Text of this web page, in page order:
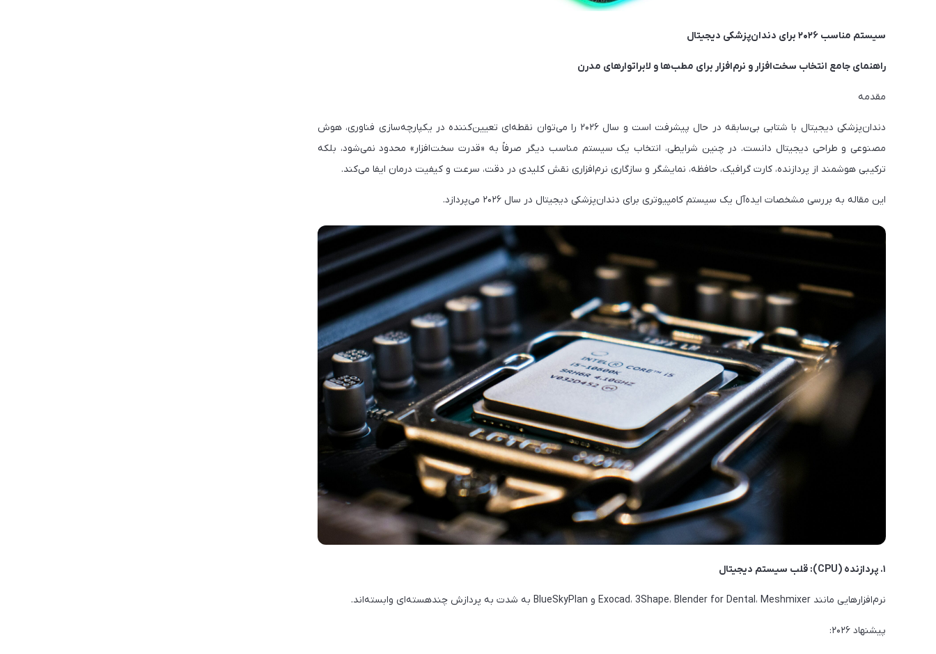
سیستم مناسب ۲۰۲۶ برای دندان‌پزشکی دیجیتال
راهنمای جامع انتخاب سخت‌افزار و نرم‌افزار برای مطب‌ها و لابراتوارهای مدرن
مقدمه
دندان‌پزشکی دیجیتال با شتابی بی‌سابقه در حال پیشرفت است و سال ۲۰۲۶ را می‌توان نقطه‌ای تعیین‌کننده در یکپارچه‌سازی فناوری، هوش
مصنوعی و طراحی دیجیتال دانست. در چنین شرایطی، انتخاب یک سیستم مناسب دیگر صرفاً به «قدرت سخت‌افزار» محدود نمی‌شود، بلکه
ترکیبی هوشمند از پردازنده، کارت گرافیک، حافظه، نمایشگر و سازگاری نرم‌افزاری نقش کلیدی در دقت، سرعت و کیفیت درمان ایفا می‌کند.
این مقاله به بررسی مشخصات ایده‌آل یک سیستم کامپیوتری برای دندان‌پزشکی دیجیتال در سال ۲۰۲۶ می‌پردازد.
۱. پردازنده (CPU): قلب سیستم دیجیتال
نرم‌افزارهایی مانند Exocad، 3Shape، Blender for Dental، Meshmixer و BlueSkyPlan به شدت به پردازش چند‌هسته‌ای وابسته‌اند.
پیشنهاد ۲۰۲۶: